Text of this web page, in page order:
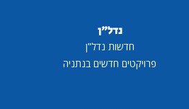
נדל"ן
חדשות נדל"ן
פרויקטים חדשים בנתניה